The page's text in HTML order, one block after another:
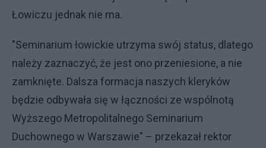
Łowiczu jednak nie ma.
"Seminarium łowickie utrzyma swój status, dlatego
należy zaznaczyć, że jest ono przeniesione, a nie
zamknięte. Dalsza formacja naszych kleryków
będzie odbywała się w łączności ze wspólnotą
Wyższego Metropolitalnego Seminarium
Duchownego w Warszawie" – przekazał rektor